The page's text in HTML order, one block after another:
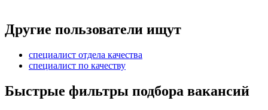
Другие пользователи ищут
специалист отдела качества
специалист по качеству
Быстрые фильтры подбора вакансий